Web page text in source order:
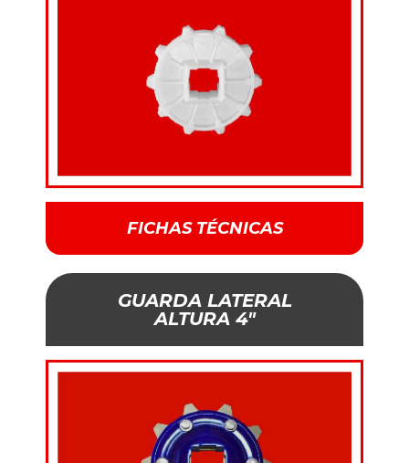
FICHAS TÉCNICAS
GUARDA LATERAL
ALTURA 4"